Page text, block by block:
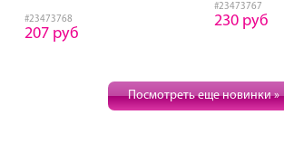
#23473768
207 руб
#23473767
230 руб
Посмотреть еще новинки »